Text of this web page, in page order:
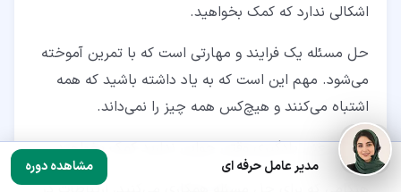
اشکالی ندارد که کمک بخواهید.
حل مسئله یک فرایند و مهارتی است که با تمرین آموخته
می‌شود. مهم این است که به یاد داشته باشید که همه
اشتباه می‌کنند و هیچ‌کس همه چیز را نمی‌داند.
زندگی یعنی یادگیری وقتی جوابی ندارید کمک بخواهید.
مدیر عامل حرفه ای مشاهده دوره